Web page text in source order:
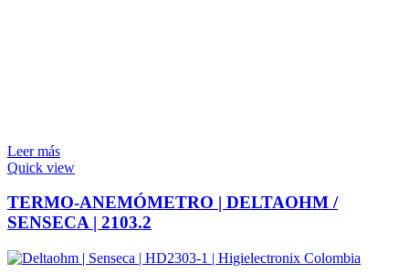
Leer más
Quick view
TERMO-ANEMÓMETRO | DELTAOHM /
SENSECA | 2103.2